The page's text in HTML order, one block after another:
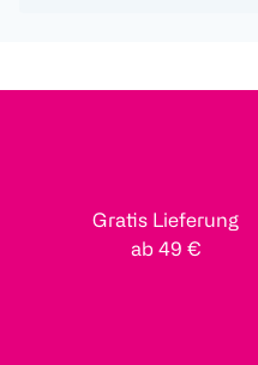
Gratis Lieferung
ab 49 €